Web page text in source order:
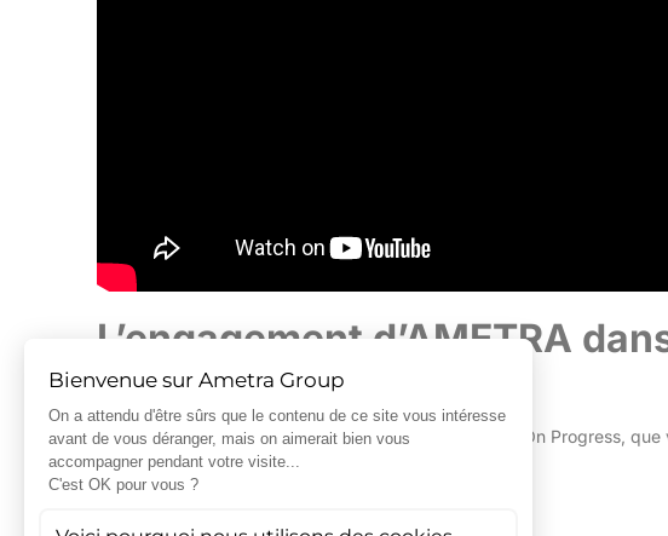
L’engagement d’AMETRA
Le 30 juin 2016, AMETRA a publié sa Communication On Progress,
officiel.